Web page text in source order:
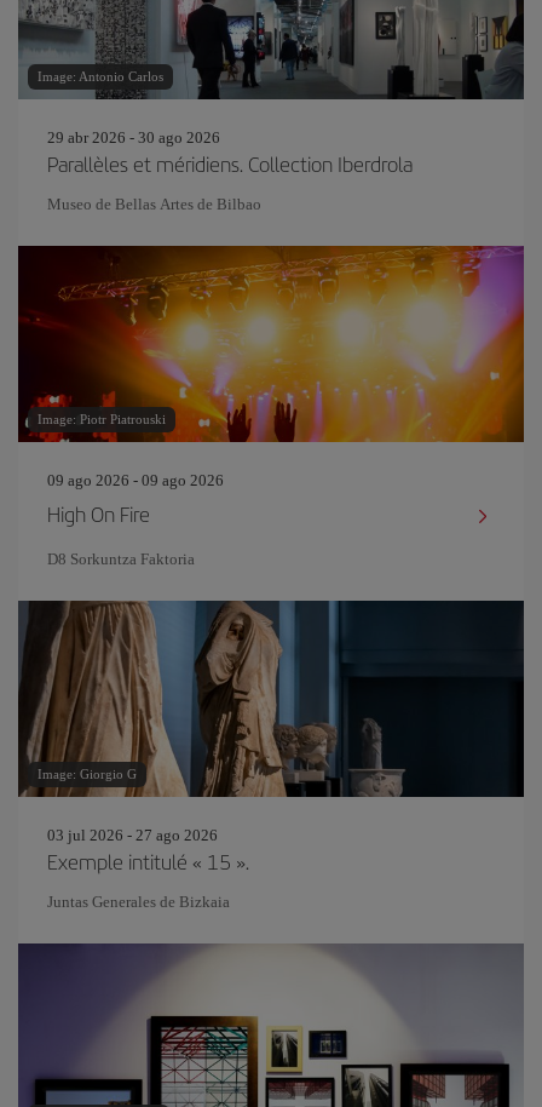
Image: Antonio Carlos
29 abr 2026 - 30 ago 2026
Parallèles et méridiens. Collection Iberdrola
Museo de Bellas Artes de Bilbao
Image: Piotr Piatrouski
09 ago 2026 - 09 ago 2026
High On Fire
D8 Sorkuntza Faktoria
Image: Giorgio G
03 jul 2026 - 27 ago 2026
Exemple intitulé « 15 ».
Juntas Generales de Bizkaia